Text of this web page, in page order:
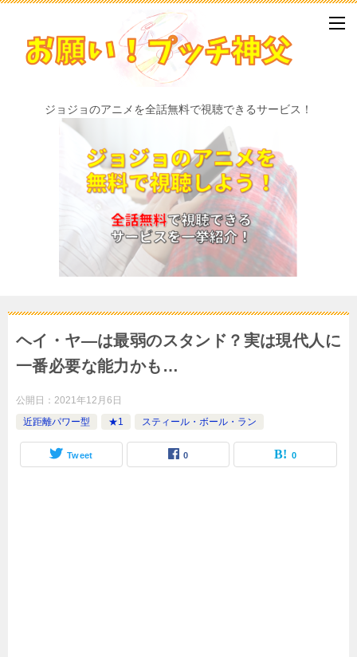
ジョジョのアニメを全話無料で視聴できるサービス！
ヘイ・ヤ―は最弱のスタンド？実は現代人に
一番必要な能力かも…
公開日： 2021年12月6日
近距離パワー型
★1 スティール・ボール・ラン
Tweet 0 0